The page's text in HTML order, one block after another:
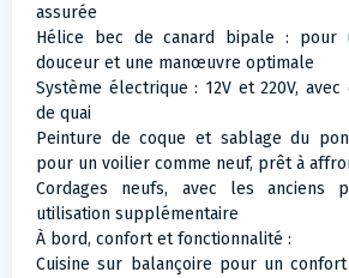
assurée
Hélice bec de canard bipale : pour
douceur et une manœuvre optimale
Système électrique : 12V et 220V,
de quai
Peinture de coque et sablage du
pour un voilier comme neuf, prêt à
Cordages neufs, avec les anciens
utilisation supplémentaire
À bord, confort et fonctionnalité :
Cuisine sur balançoire pour un